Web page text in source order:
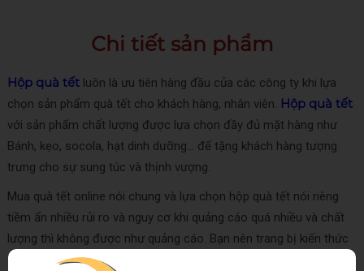
Chi tiết sản phẩm
Hộp quà tết luôn là ưu tiên hàng đầu của các công ty khi lựa
chọn sản phẩm quà tết cho khách hàng, nhân viên. Hộp quà tết
với sản phẩm chất lượng được lựa chọn đầy đủ mặt hàng như
Bánh, kẹo, socola, hạt dinh dưỡng… để tặng khách hàng tượng
trưng cho sự sung túc và thịnh vượng.
Mua quà tết online nói chung và lựa chọn hộp quà tết nói riêng
tiềm ẩn nhiều rủi ro và nguy cơ khi quảng cáo quá nhiều và chất
lượng thì không được như quảng cáo. Bạn nên trang bị kiến thức
chọn quà và lựa chọn nhà cung cấp uy tín để mua quà tết.